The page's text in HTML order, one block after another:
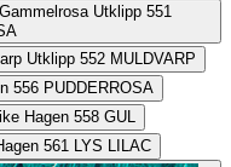
551
552 MULDVARP
556 PUDDERROSA
558 GUL
561 LYS LILAC